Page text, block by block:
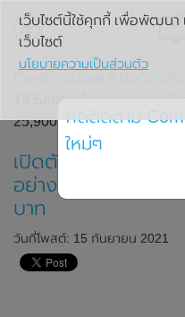
13 Series ทั้ง 4 รุ่น อย่างเป็
25,900 บาท
เปิดตัวสมาร์ทโฟน
อย่างเป็นทางการ ใน
บาท
วันที่โพสต์: 15 กันยายน 2021
เว็บไซต์นี้ใช้คุกกี้ เพื่อพัฒนา
เว็บไซต์
นโยบายความเป็นส่วนตัว
กดติดตาม
ใหม่ๆ